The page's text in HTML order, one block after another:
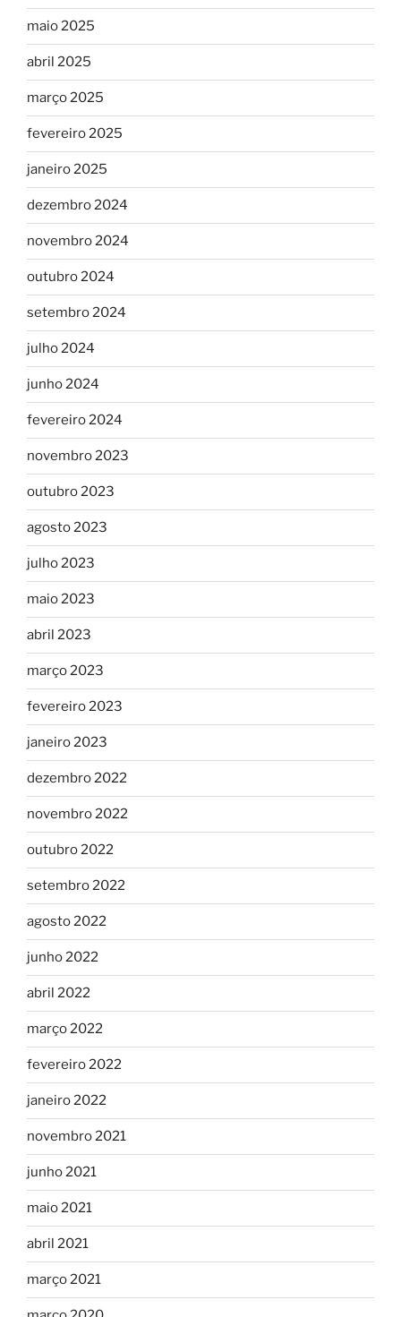
maio 2025
abril 2025
março 2025
fevereiro 2025
janeiro 2025
dezembro 2024
novembro 2024
outubro 2024
setembro 2024
julho 2024
junho 2024
fevereiro 2024
novembro 2023
outubro 2023
agosto 2023
julho 2023
maio 2023
abril 2023
março 2023
fevereiro 2023
janeiro 2023
dezembro 2022
novembro 2022
outubro 2022
setembro 2022
agosto 2022
junho 2022
abril 2022
março 2022
fevereiro 2022
janeiro 2022
novembro 2021
junho 2021
maio 2021
abril 2021
março 2021